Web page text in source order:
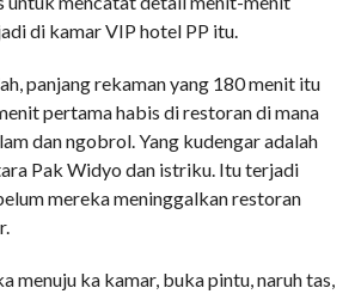
di kamar VIP hotel PP itu.
panjang rekaman yang 180 menit itu
pertama habis di restoran di mana
dan ngobrol. Yang kudengar adalah
Pak Widyo dan istriku. Itu terjadi
mereka meninggalkan restoran
menuju ka kamar, buka pintu, naruh tas,